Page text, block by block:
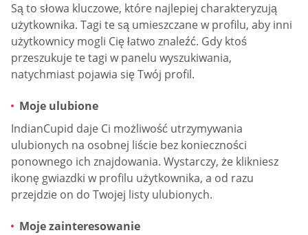
Są to słowa kluczowe, które najlepiej charakteryzują
użytkownika. Tagi te są umieszczane w profilu, aby inni
użytkownicy mogli Cię łatwo znaleźć. Gdy ktoś
przeszukuje te tagi w panelu wyszukiwania,
natychmiast pojawia się Twój profil.
Moje ulubione
IndianCupid daje Ci możliwość utrzymywania
ulubionych na osobnej liście bez konieczności
ponownego ich znajdowania. Wystarczy, że klikniesz
ikonę gwiazdki w profilu użytkownika, a od razu
przejdzie on do Twojej listy ulubionych.
Moje zainteresowanie